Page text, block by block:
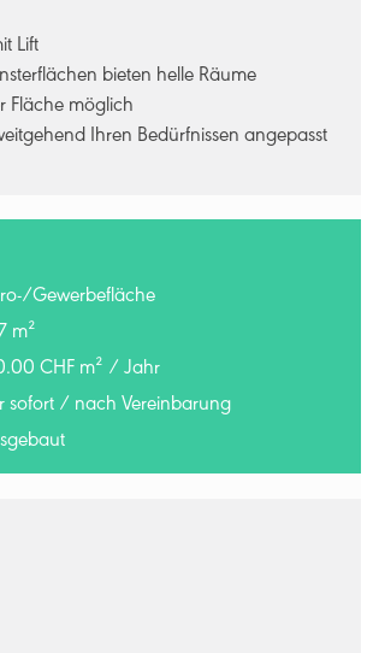
Lift
bieten helle Räume
Fläche möglich
Ihren Bedürfnissen angepasst
Gewerbefläche
m²
CHF m² / Jahr
sofort / nach Vereinbarung